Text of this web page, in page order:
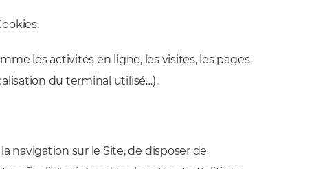
les activités en ligne, les visites, les pages
du terminal utilisé…).
navigation sur le Site, de disposer de